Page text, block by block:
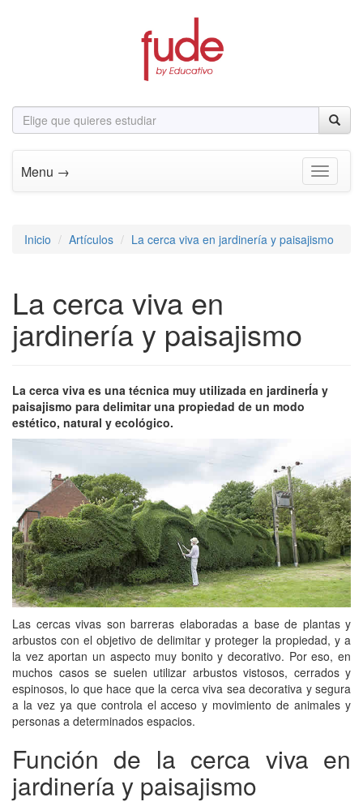
Menu → Toggle
Inicio Artículos La cerca viva en jardinería y paisajismo
La cerca viva en
jardinería y paisajismo
La cerca viva es una técnica muy utilizada en jardinerÍa y
paisajismo para delimitar una propiedad de un modo
estético, natural y ecológico.
Las cercas vivas son barreras elaboradas a base de plantas y
arbustos con el objetivo de delimitar y proteger la propiedad, y a
la vez aportan un aspecto muy bonito y decorativo. Por eso, en
muchos casos se suelen utilizar arbustos vistosos, cerrados y
espinosos, lo que hace que la cerca viva sea decorativa y segura
a la vez ya que controla el acceso y movimiento de animales y
personas a determinados espacios.
Función de la cerca viva en
jardinería y paisajismo